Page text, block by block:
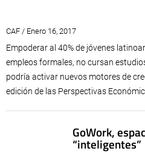
CAF / Enero 16, 2017
Empoderar al 40% de jóvenes
empleos formales, no cursan
podría activar nuevos motores de
edición de las Perspectivas
GoWork,
“inteligentes”